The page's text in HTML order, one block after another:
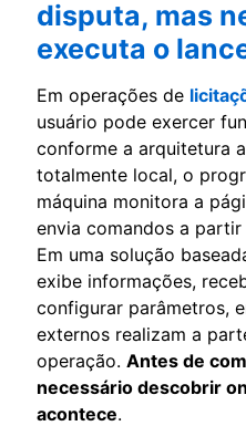
disputa, mas
executa o
Em operações de
usuário pode exercer
conforme a arquitetura
totalmente local, o
máquina monitora a
envia comandos a
Em uma solução
exibe informações,
configurar parâmetros,
externos realizam a
operação. Antes de
necessário descobrir
acontece.